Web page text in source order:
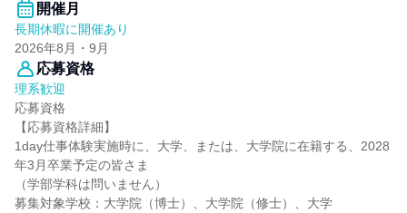
開催月
長期休暇に開催あり
2026年8月・9月
応募資格
理系歓迎
応募資格
【応募資格詳細】
1day仕事体験実施時に、大学、または、大学院に在籍する、2028
年3月卒業予定の皆さま
（学部学科は問いません）
募集対象学校：大学院（博士）、大学院（修士）、大学